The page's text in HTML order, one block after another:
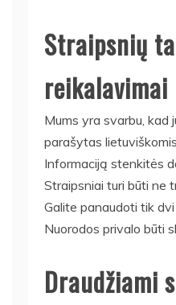
Straipsnių
reikalavimai
Mums yra svarbu, kad
parašytas
Informaciją stenkitės
Straipsniai turi būti ne
Galite panaudoti tik
Nuorodos privalo būti
Draudžiami